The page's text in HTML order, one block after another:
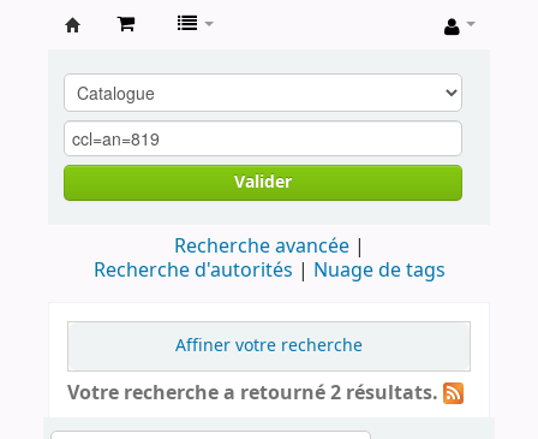
contestataires
Valider
Recherche avancée
Recherche d'autorités
Nuage de tags
Affiner votre recherche
Votre recherche a retourné 2 résultats.